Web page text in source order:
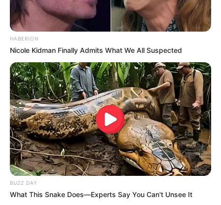
Clique aqui para entrar no grupo
HABERION
Nicole Kidman Finally Admits What We All Suspected
BUZZ DAY
What This Snake Does—Experts Say You Can't Unsee It